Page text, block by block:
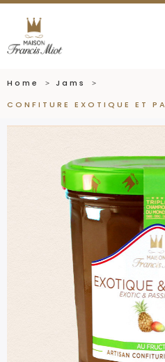
Home
Jams
CONFITURE EXOTIQUE ET